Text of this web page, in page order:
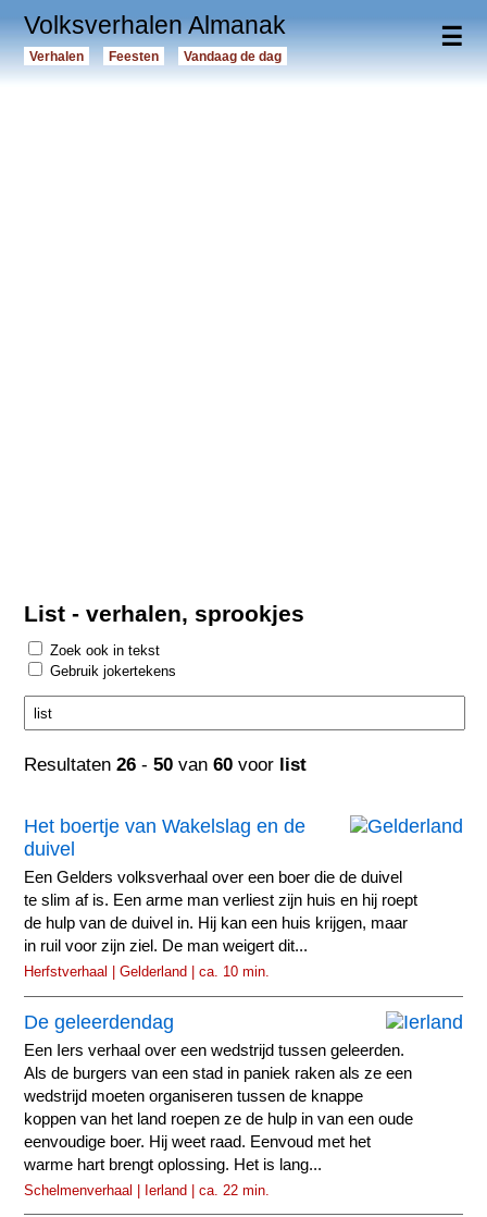
☰
Volksverhalen Almanak
Verhalen Feesten Vandaag de dag
List - verhalen, sprookjes
Zoek ook in tekst
Gebruik jokertekens
Resultaten26 -50 van60 voor list
Het boertje van Wakelslag en de
duivel
Een Gelders volksverhaal over een boer die de duivel
te slim af is. Een arme man verliest zijn huis en hij roept
de hulp van de duivel in. Hij kan een huis krijgen, maar
in ruil voor zijn ziel. De man weigert dit...
Herfstverhaal | Gelderland | ca. 10 min.
De geleerdendag
Een Iers verhaal over een wedstrijd tussen geleerden.
Als de burgers van een stad in paniek raken als ze een
wedstrijd moeten organiseren tussen de knappe
koppen van het land roepen ze de hulp in van een oude
eenvoudige boer. Hij weet raad. Eenvoud met het
warme hart brengt oplossing. Het is lang...
Schelmenverhaal | Ierland | ca. 22 min.